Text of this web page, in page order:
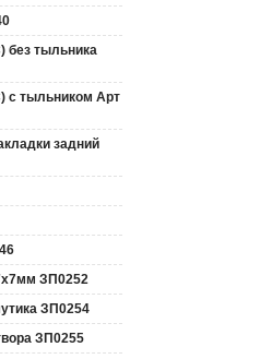
без тыльника
с тыльником Арт
задний
ЗП0252
ЗП0254
ЗП0255